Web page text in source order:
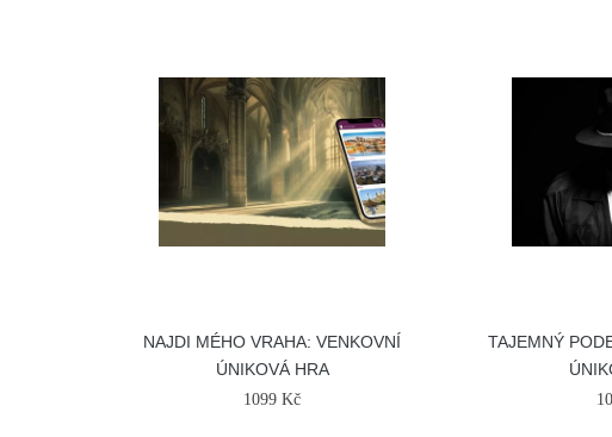
NAJDI MÉHO VRAHA: VENKOVNÍ
ÚNIKOVÁ HRA
1099 Kč
TAJEMNÝ